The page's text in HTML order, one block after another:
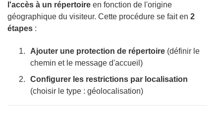
l'accès à un répertoire en fonction de l'origine
géographique du visiteur. Cette procédure se fait en 2
étapes :
Ajouter une protection de répertoire (définir le
chemin et le message d'accueil)
Configurer les restrictions par localisation
(choisir le type : géolocalisation)